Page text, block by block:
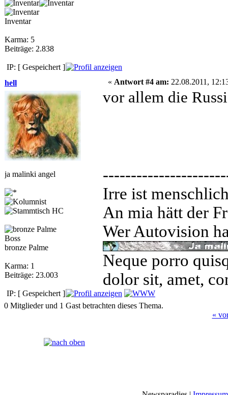
Inventar
Karma: 5
Beiträge: 2.838
IP: [ Gespeichert ]
hell
ja malinki angel
Boss
bronze Palme
Karma: 1
Beiträge: 23.003
« Antwort #4 am: 22.08.2011,
vor allem die
Irre ist
An mia hätt der
Wer Autovision
Neque porro
dolor sit, amet,
IP: [ Gespeichert ]
0 Mitglieder und 1 Gast betrachten dieses Thema.
«